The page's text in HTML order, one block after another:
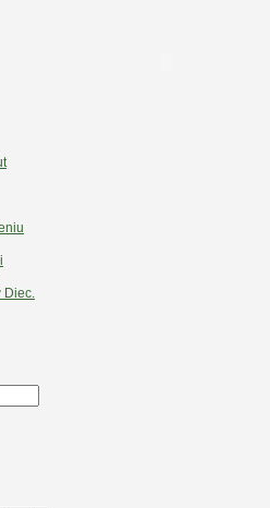
Diec.